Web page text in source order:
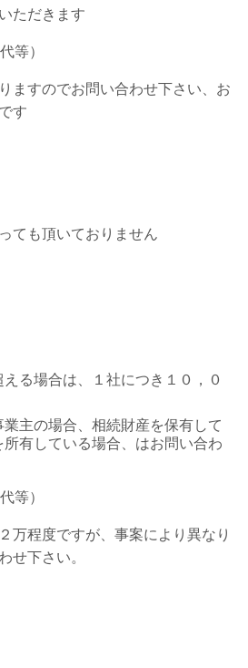
ただきます
等）
ますのでお問い合わせ下さい、お
す
も頂いておりません
る場合は、１社につき１０，０
主の場合、相続財産を保有して
有している場合、はお問い合わ
等）
万程度ですが、事案により異なり
せ下さい。